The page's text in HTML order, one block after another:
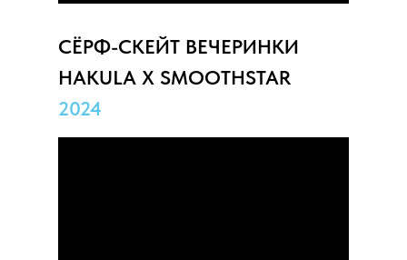
СЁРФ-СКЕЙТ ВЕЧЕРИНКИ
HAKULA X SMOOTHSTAR
2024